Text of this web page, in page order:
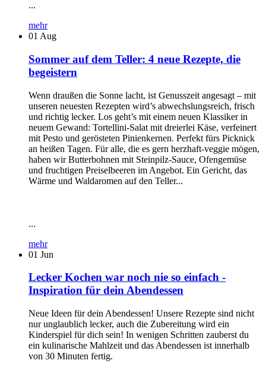
...
mehr
01 Aug
Sommer auf dem Teller: 4 neue Rezepte, die
begeistern
Wenn draußen die Sonne lacht, ist Genusszeit angesagt – mit
unseren neuesten Rezepten wird’s abwechslungsreich, frisch
und richtig lecker. Los geht’s mit einem neuen Klassiker in
neuem Gewand: Tortellini-Salat mit dreierlei Käse, verfeinert
mit Pesto und gerösteten Pinienkernen. Perfekt fürs Picknick
an heißen Tagen. Für alle, die es gern herzhaft-veggie mögen,
haben wir Butterbohnen mit Steinpilz-Sauce, Ofengemüse
und fruchtigen Preiselbeeren im Angebot. Ein Gericht, das
Wärme und Waldaromen auf den Teller...
...
mehr
01 Jun
Lecker Kochen war noch nie so einfach -
Inspiration für dein Abendessen
Neue Ideen für dein Abendessen! Unsere Rezepte sind nicht
nur unglaublich lecker, auch die Zubereitung wird ein
Kinderspiel für dich sein! In wenigen Schritten zauberst du
ein kulinarische Mahlzeit und das Abendessen ist innerhalb
von 30 Minuten fertig.